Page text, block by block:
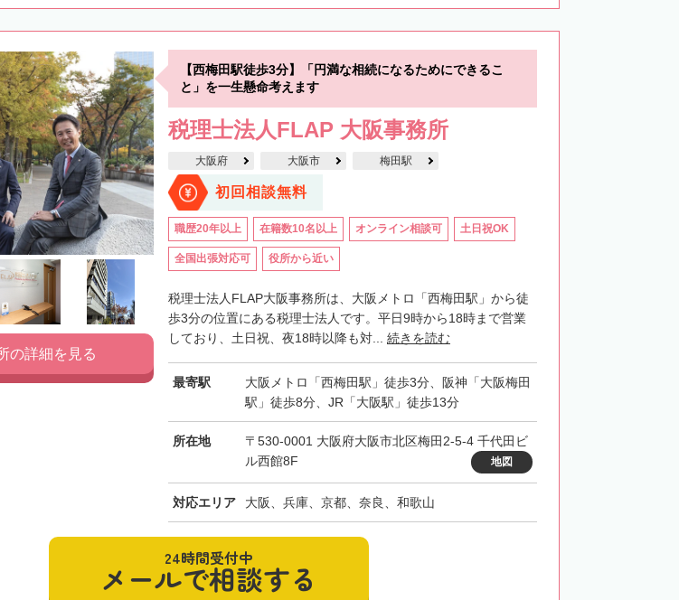
【西梅田駅徒歩3分】「円満な相続になるためにできるこ
と」を一生懸命考えます
税理士法人FLAP 大阪事務所
大阪府 大阪市 梅田駅
初回相談無料
職歴20年以上 在籍数10名以上 オンライン相談可 土日祝OK
全国出張対応可 役所から近い
税理士法人FLAP大阪事務所は、大阪メトロ「西梅田駅」から徒
歩3分の位置にある税理士法人です。平日9時から18時まで営業
しており、土日祝、夜18時以降も対... 続きを読む
最寄駅
大阪メトロ「西梅田駅」徒歩3分、阪神「大阪梅田
駅」徒歩8分、JR「大阪駅」徒歩13分
所在地
〒530-0001 大阪府大阪市北区梅田2-5-4 千代田ビ
ル西館8F
地図
対応エリア 大阪、兵庫、京都、奈良、和歌山
の詳細を見る
24時間受付中
メールで相談する